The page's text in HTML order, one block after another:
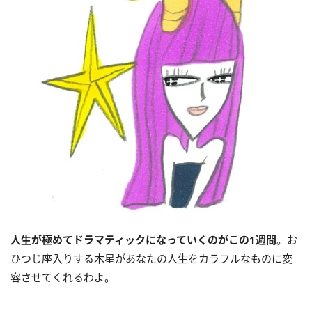
人生が極めてドラマティックになっていくのがこの1週間。お
ひつじ座入りする木星があなたの人生をカラフルなものに変
容させてくれるわよ。